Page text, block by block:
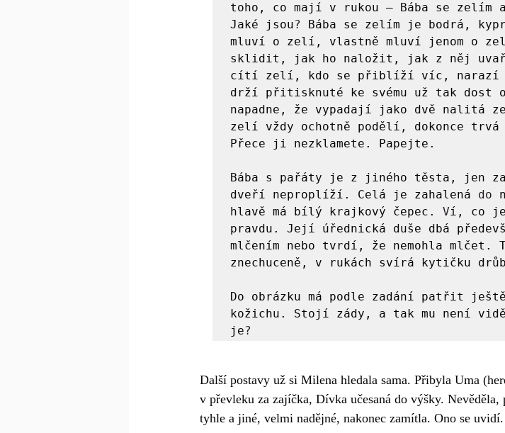
toho, co mají v rukou — Bába se zelím
Jaké jsou?
Bába se zelím je bodrá,
mluví o zelí, vlastně mluví jenom o
sklidit, jak ho naložit, jak z něj
cítí zelí, kdo se přiblíží víc, narazí
drží přitisknuté ke svému už tak dost
napadne, že vypadají jako dvě nalitá
zelí vždy ochotně podělí, dokonce
Přece ji nezklamete. Papejte.
Bába s pařáty je z jiného těsta, jen
dveří neproplíží. Celá je zahalená do
hlavě má bílý krajkový čepec.
Ví, co je
pravdu. Její úřednická duše dbá
mlčením nebo tvrdí, že nemohla mlčet.
znechuceně, v rukách svírá kytičku
Do obrázku má podle zadání patřit
kožichu. Stojí zády, a tak mu není
je
Další postavy už si Milena hledala sama. Přibyla Uma
v převleku za zajíčka, Dívka učesaná do výšky.
tyhle a jiné, velmi nadějné, nakonec zamítla. Ono se uvidí.